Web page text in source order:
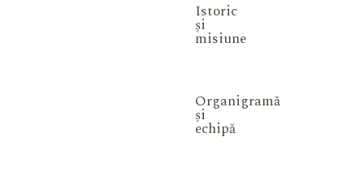
Istoric
și
misiune
Organigramă
și
echipă